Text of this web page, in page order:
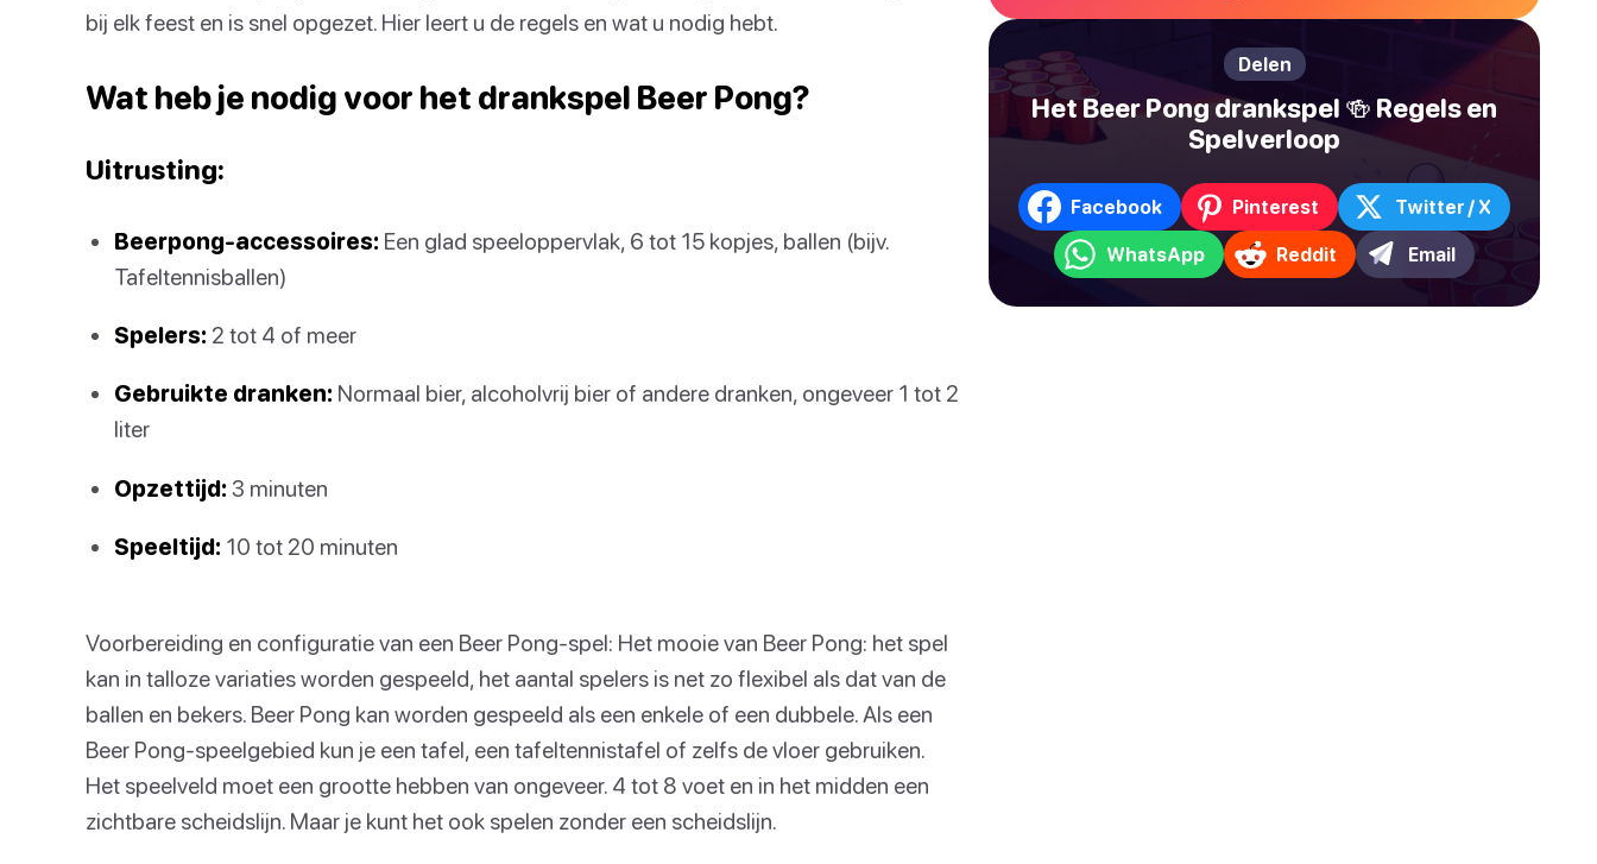
bij elk feest en is snel opgezet. Hier leert u de regels en wat u nodig hebt.
Wat heb je nodig voor het drankspel Beer Pong?
Uitrusting:
Beerpong-accessoires: Een glad speeloppervlak, 6 tot 15 kopjes, ballen (bijv.
Tafeltennisballen)
Spelers: 2 tot 4 of meer
Gebruikte dranken: Normaal bier, alcoholvrij bier of andere dranken, ongeveer 1 tot 2
liter
Opzettijd: 3 minuten
Speeltijd: 10 tot 20 minuten
Voorbereiding en configuratie van een Beer Pong-spel: Het mooie van Beer Pong: het spel
kan in talloze variaties worden gespeeld, het aantal spelers is net zo flexibel als dat van de
ballen en bekers. Beer Pong kan worden gespeeld als een enkele of een dubbele. Als een
Beer Pong-speelgebied kun je een tafel, een tafeltennistafel of zelfs de vloer gebruiken.
Het speelveld moet een grootte hebben van ongeveer. 4 tot 8 voet en in het midden een
zichtbare scheidslijn. Maar je kunt het ook spelen zonder een scheidslijn.
Delen
Het Beer Pong drankspel 🍻 Regels en
Spelverloop
Facebook Pinterest Twitter / X
WhatsApp Reddit Email